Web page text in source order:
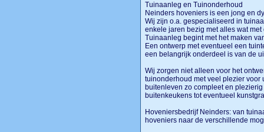
Tuinaanleg en Tuinonderhoud
Neinders hoveniers is een jong en
Wij zijn o.a. gespecialiseerd in
enkele jaren bezig met alles wat
Tuinaanleg begint met het maken
Een ontwerp met eventueel een
een belangrijk onderdeel is van de
Wij zorgen niet alleen voor het
tuinonderhoud met veel plezier
buitenleven zo compleet en
buitenkeukens tot eventueel
Hoveniersbedrijf Neinders: van
hoveniers naar de verschillende